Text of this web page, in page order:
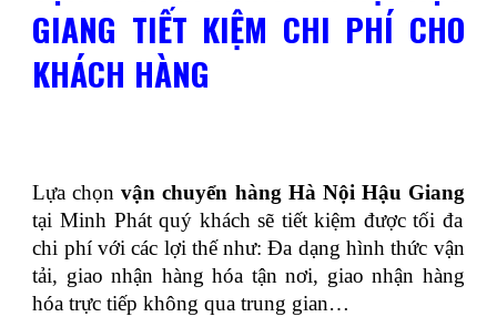
GIANG TIẾT KIỆM CHI PHÍ CHO
KHÁCH HÀNG
Lựa chọnvận chuyển hàng Hà Nội Hậu Giang
tại Minh Phát quý khách sẽ tiết kiệm được tối đa
chi phí với các lợi thế như: Đa dạng hình thức vận
tải, giao nhận hàng hóa tận nơi, giao nhận hàng
hóa trực tiếp không qua trung gian…